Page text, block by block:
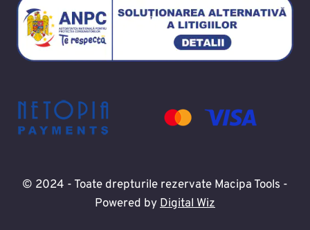
© 2024 - Toate drepturile rezervate Macipa Tools -
Powered byDigital Wiz